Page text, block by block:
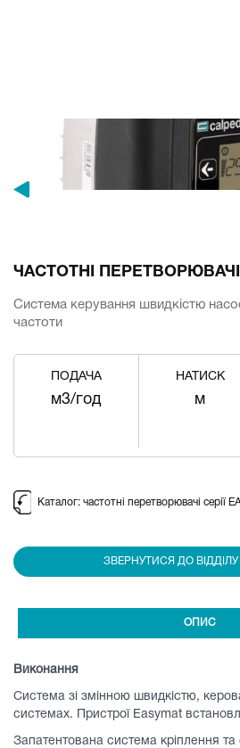
ЧАСТОТНІ ПЕРЕТВОРЮВАЧІ
Система керування швидкістю
частоти
ПОДАЧА
м3/год
НАТИСК
м
Каталог: частотні перетворювачі серії
ЗВЕРНУТИСЯ ДО
ОПИС
Виконання
Система зі змінною швидкістю,
системах. Пристрої Easymat
Запатентована система кріплення